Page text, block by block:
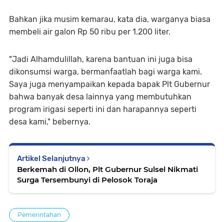
Bahkan jika musim kemarau, kata dia, warganya biasa
membeli air galon Rp 50 ribu per 1.200 liter.
"Jadi Alhamdulillah, karena bantuan ini juga bisa
dikonsumsi warga, bermanfaatlah bagi warga kami.
Saya juga menyampaikan kepada bapak Plt Gubernur
bahwa banyak desa lainnya yang membutuhkan
program irigasi seperti ini dan harapannya seperti
desa kami," bebernya.
Artikel Selanjutnya
Berkemah di Ollon, Plt Gubernur Sulsel Nikmati
Surga Tersembunyi di Pelosok Toraja
Pemerintahan